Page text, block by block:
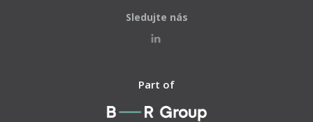
Sledujte nás
Part of